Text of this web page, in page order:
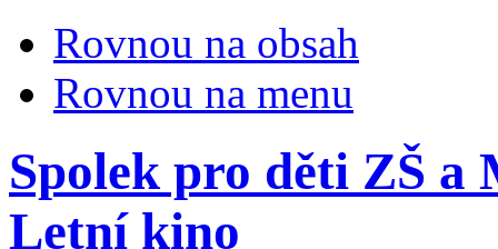
Rovnou na obsah
Rovnou na menu
Spolek pro děti ZŠ a
Letní kino